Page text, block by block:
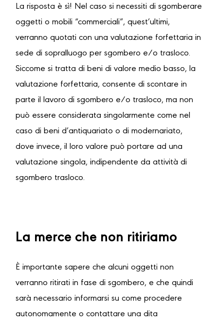
La risposta è sì! Nel caso si necessiti di sgomberare
oggetti o mobili “commerciali”, quest’ultimi,
verranno quotati con una valutazione forfettaria in
sede di sopralluogo per sgombero e/o trasloco.
Siccome si tratta di beni di valore medio basso, la
valutazione forfettaria, consente di scontare in
parte il lavoro di sgombero e/o trasloco, ma non
può essere considerata singolarmente come nel
caso di beni d’antiquariato o di modernariato,
dove invece, il loro valore può portare ad una
valutazione singola, indipendente da attività di
sgombero trasloco.
La merce che non ritiriamo
È importante sapere che alcuni oggetti non
verranno ritirati in fase di sgombero, e che quindi
sarà necessario informarsi su come procedere
autonomamente o contattare una dita